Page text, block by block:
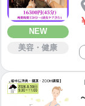
NEW
美容・健康